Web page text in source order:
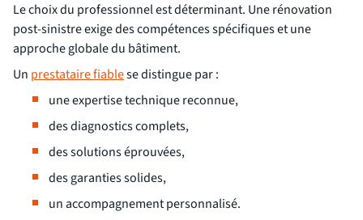
Le choix du professionnel est déterminant. Une rénovation
post-sinistre exige des compétences spécifiques et une
approche globale du bâtiment.
Un prestataire fiablese distingue par :
une expertise technique reconnue,
des diagnostics complets,
des solutions éprouvées,
des garanties solides,
un accompagnement personnalisé.